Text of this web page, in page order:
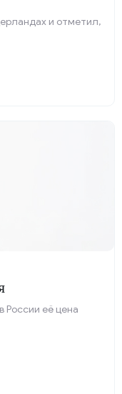
и отметил,
России её цена